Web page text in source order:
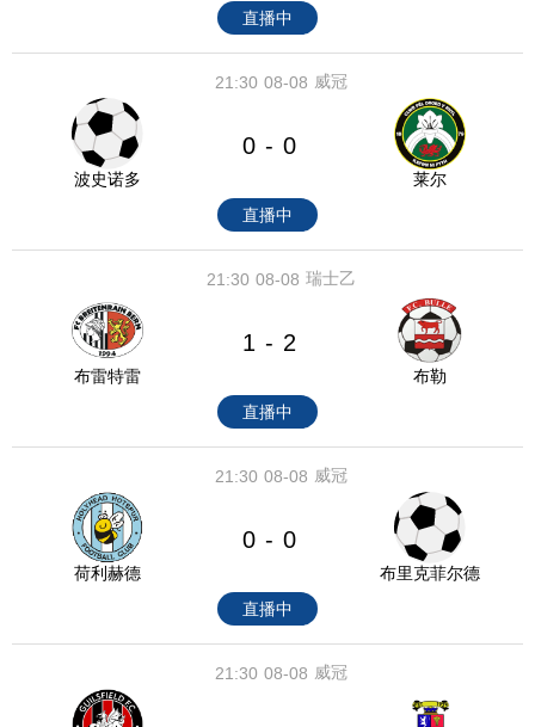
直播中
08-08
21:30 威冠
波史诺多
0 - 0
莱尔
直播中
08-08
21:30 瑞士乙
布雷特雷
1 - 2
布勒
直播中
08-08
21:30 威冠
荷利赫德
0 - 0
布里克菲尔德
直播中
08-08
21:30 威冠